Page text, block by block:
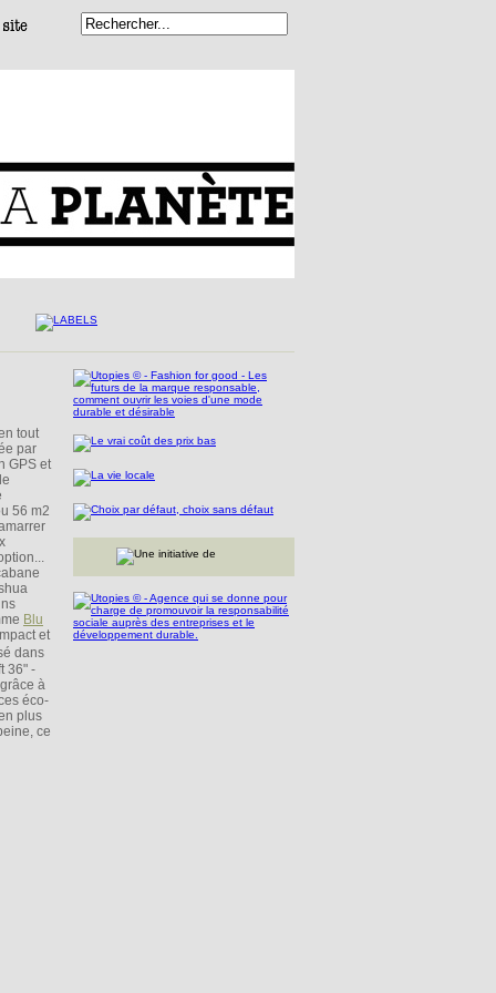
tout
par
GPS et
56 m2
Blu
et
dans
36" -
à
éco-
plus
ce